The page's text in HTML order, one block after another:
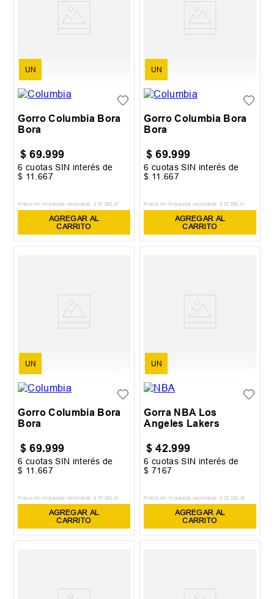
UN
Gorro Columbia Bora
Bora
$ 69.999
6 cuotas SIN interés de
$ 11 .667
Precio sin impuestos nacionales: $ 57.850 ,41
AGREGAR AL
CARRITO
UN
Gorro Columbia Bora
Bora
$ 69.999
6 cuotas SIN interés de
$ 11 .667
Precio sin impuestos nacionales: $ 57.850 ,41
AGREGAR AL
CARRITO
UN
Gorro Columbia Bora
Bora
$ 69.999
6 cuotas SIN interés de
$ 11 .667
Precio sin impuestos nacionales: $ 57.850 ,41
AGREGAR AL
CARRITO
UN
Gorra NBA Los
Angeles Lakers
$ 42.999
6 cuotas SIN interés de
$ 7167
Precio sin impuestos nacionales: $ 35.536 ,36
AGREGAR AL
CARRITO